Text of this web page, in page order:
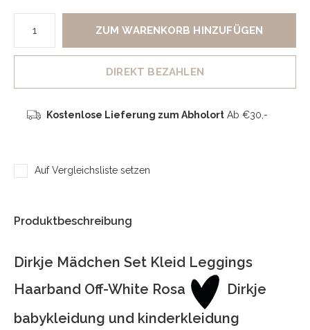
ZUM WARENKORB HINZUFÜGEN
DIREKT BEZAHLEN
Kostenlose Lieferung zum AbholortAb €30,-
Auf Vergleichsliste setzen
Produktbeschreibung
Dirkje Mädchen Set Kleid Leggings
Haarband Off-White Rosa
Dirkje
babykleidung und kinderkleidung